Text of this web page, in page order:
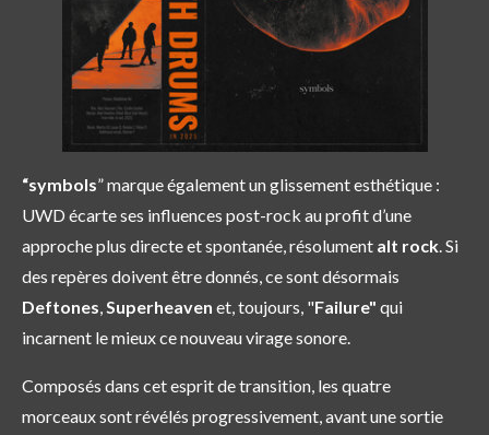
“symbols” marque également un glissement esthétique :
UWD écarte ses influences post-rock au profit d’une
approche plus directe et spontanée, résolument alt rock. Si
des repères doivent être donnés, ce sont désormais
Deftones,Superheaven et, toujours, "Failure" qui
incarnent le mieux ce nouveau virage sonore.
Composés dans cet esprit de transition, les quatre
morceaux sont révélés progressivement, avant une sortie